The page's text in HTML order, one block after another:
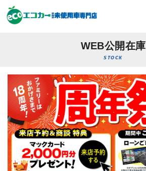
WEB公開在庫
STOCK